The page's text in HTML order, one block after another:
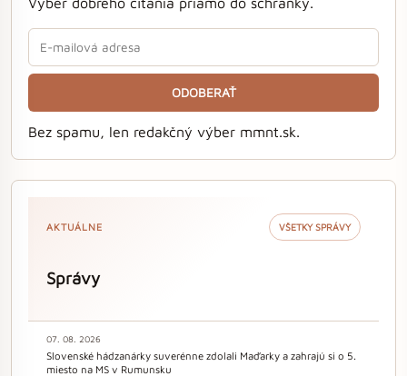
ODOBERAŤ
Bez spamu, len redakčný výber mmnt.sk.
AKTUÁLNE VŠETKY SPRÁVY
Správy
07. 08. 2026
Slovenské hádzanárky suverénne zdolali Maďarky a zahrajú si o 5.
miesto na MS v Rumunsku